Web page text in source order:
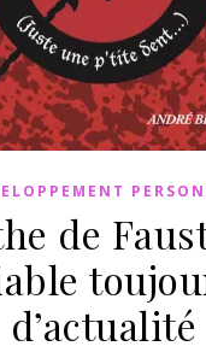
de
d’actualité